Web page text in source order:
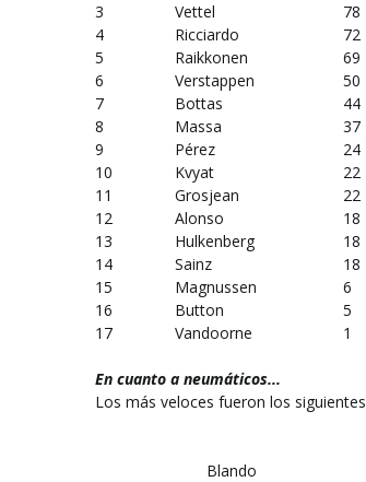
3
Vettel 78
4
Ricciardo 72
5
Raikkonen 69
6
Verstappen 50
7
Bottas 44
8
Massa 37
9
Pérez 24
10
Kvyat
22
11
Grosjean
22
12
Alonso
18
13
Hulkenberg
18
14
Sainz
18
15
Magnussen
6
16
Button
5
17
Vandoorne 1
En cuanto a neumáticos...
Los más veloces fueron los siguientes
Blando